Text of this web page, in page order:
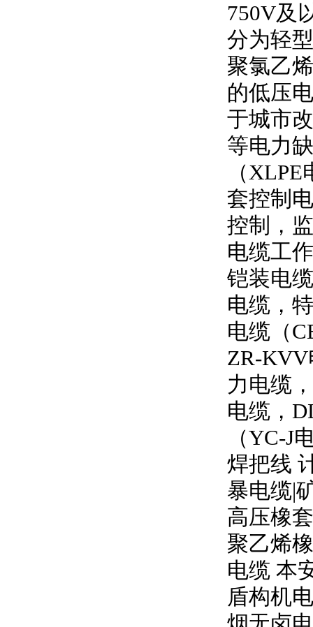
750V及
分为轻
聚氯乙
的低压
于城市
等电力
（XLPE
套控制
控制，
电缆工
铠装电
电缆，
电缆（
ZR-KVV
力电缆，
电缆，
（YC-J
焊把线
暴电缆
高压橡
聚乙烯
电缆 本
盾构机